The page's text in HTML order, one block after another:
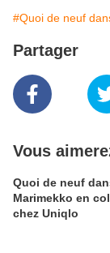
#Quoi de neuf
Partager
Vous
Quoi de neuf
Marimekko en
chez Uniqlo